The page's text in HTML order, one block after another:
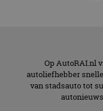
Op AutoRAI.nl
autoliefhebber
van stadsauto tot